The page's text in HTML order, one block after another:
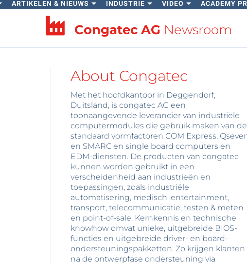
ARTIKELEN & NIEUWS INDUSTRIE VIDEO ACADEMY
Congatec AG Newsroom
About Congatec
Met het hoofdkantoor in Deggendorf,
Duitsland, is congatec AG een
toonaangevende leverancier van industriële
computermodules die gebruik maken van de
standaard vormfactoren COM Express,
en SMARC en single board computers en
EDM-diensten. De producten van congatec
kunnen worden gebruikt in een
verscheidenheid aan industrieën en
toepassingen, zoals industriële
automatisering, medisch, entertainment,
transport, telecommunicatie, testen & meten
en point-of-sale. Kernkennis en technische
knowhow omvat unieke, uitgebreide BIOS-
functies en uitgebreide driver- en board-
ondersteuningspakketten. Zo krijgen klanten
na de ontwerpfase ondersteuning via